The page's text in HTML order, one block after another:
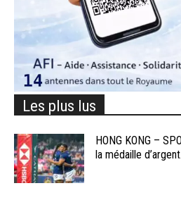
Les plus lus
HONG KONG –
la médaille